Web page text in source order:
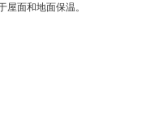
屋面和地面保温。